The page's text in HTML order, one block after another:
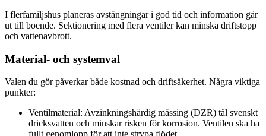
I flerfamiljshus planeras avstängningar i god tid och information går
ut till boende. Sektionering med flera ventiler kan minska driftstopp
och vattenavbrott.
Material- och systemval
Valen du gör påverkar både kostnad och driftsäkerhet. Några viktiga
punkter:
Ventilmaterial: Avzinkningshärdig mässing (DZR) tål svenskt
dricksvatten och minskar risken för korrosion. Ventilen ska ha